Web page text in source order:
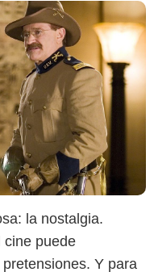
la nostalgia.
cine puede
Y para